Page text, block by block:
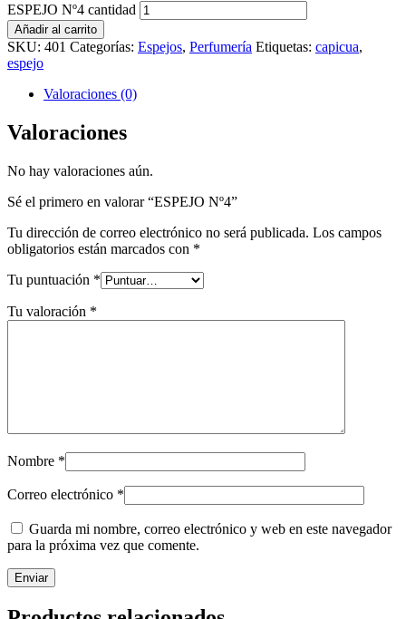
ESPEJO Nº4 cantidad
Añadir al carrito
SKU: 401 Categorías: Espejos, Perfumería Etiquetas: capicua,
espejo
Valoraciones (0)
Valoraciones
No hay valoraciones aún.
Sé el primero en valorar “ESPEJO Nº4”
Tu dirección de correo electrónico no será publicada. Los campos
obligatorios están marcados con *
Tu puntuación *
Tu valoración *
Nombre *
Correo electrónico *
Guarda mi nombre, correo electrónico y web en este navegador
para la próxima vez que comente.